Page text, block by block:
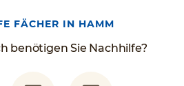
FÄCHER IN HAMM
benötigen Sie Nachhilfe?